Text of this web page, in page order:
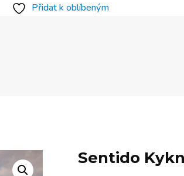
Přidat k oblíbeným
Sentido